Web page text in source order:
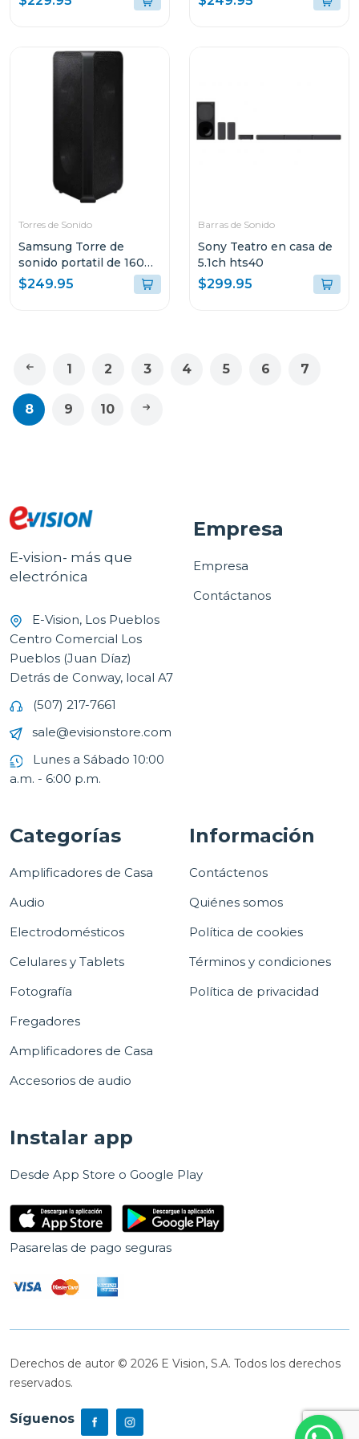
whg700
Torres de Sonido
Samsung Torre de
sonido portatil de 160w
mxst40b
$249.95
Barras de Sonido
Sony Teatro en casa de
5.1ch hts40
$299.95
1 2 3 4 5 6 7
8 9 10
E-vision- más que
electrónica
E-Vision, Los Pueblos
Centro Comercial Los
Pueblos (Juan Díaz)
Detrás de Conway, local A7
(507) 217-7661
sale@evisionstore.com
Lunes a Sábado 10:00
a.m. - 6:00 p.m.
Empresa
Empresa
Contáctanos
Categorías
Amplificadores de Casa
Audio
Electrodomésticos
Celulares y Tablets
Fotografía
Fregadores
Amplificadores de Casa
Accesorios de audio
Información
Contáctenos
Quiénes somos
Política de cookies
Términos y condiciones
Política de privacidad
Instalar app
Desde App Store o Google Play
Pasarelas de pago seguras
Derechos de autor © 2026 E Vision, S.A. Todos los derechos
reservados.
Síguenos